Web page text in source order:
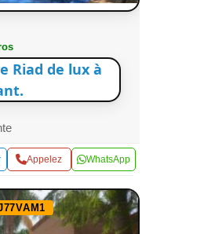
Riad de lux à
Appelez WhatsApp